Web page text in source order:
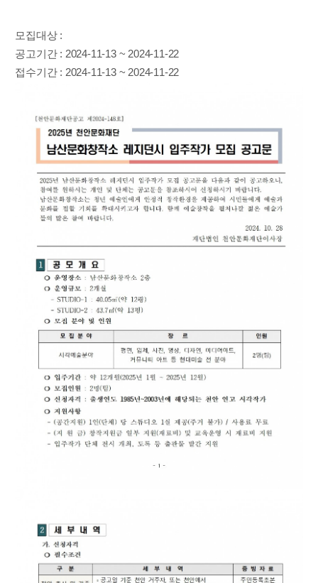
모집대상:
공고기간: 2024-11-13 ~ 2024-11-22
접수기간: 2024-11-13 ~ 2024-11-22